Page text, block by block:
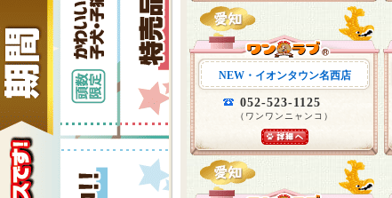
NEW・イオンタウン名西店
052-523-1125
（ワンワンニャンコ）